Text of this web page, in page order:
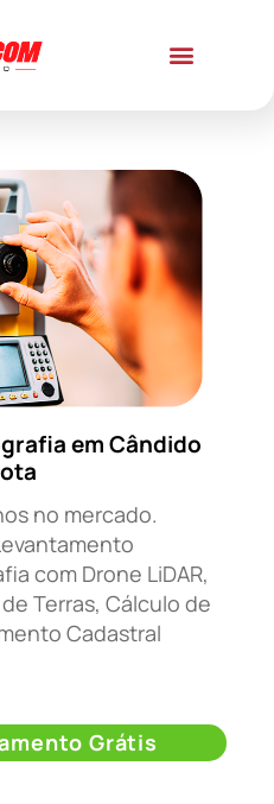
em Cândido
no mercado.
com Drone LiDAR,
Terras, Cálculo de
Cadastral
Grátis